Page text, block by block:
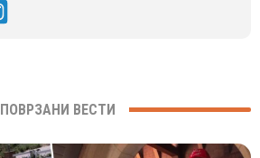
ПОВРЗАНИ ВЕСТИ